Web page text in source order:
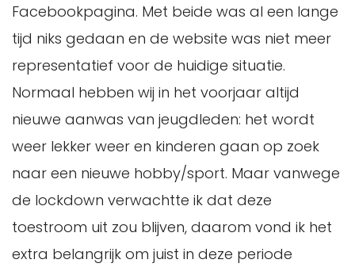
Facebookpagina. Met beide was al een lange
tijd niks gedaan en de website was niet meer
representatief voor de huidige situatie.
Normaal hebben wij in het voorjaar altijd
nieuwe aanwas van jeugdleden: het wordt
weer lekker weer en kinderen gaan op zoek
naar een nieuwe hobby/sport. Maar vanwege
de lockdown verwachtte ik dat deze
toestroom uit zou blijven, daarom vond ik het
extra belangrijk om juist in deze periode